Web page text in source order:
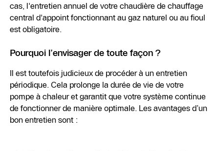
cas, l'entretien annuel de votre chaudière de chauffage
central d'appoint fonctionnant au gaz naturel ou au fioul
est obligatoire.
Pourquoi l’envisager de toute façon ?
Il est toutefois judicieux de procéder à un entretien
périodique. Cela prolonge la durée de vie de votre
pompe à chaleur et garantit que votre système continue
de fonctionner de manière optimale. Les avantages d’un
bon entretien sont :